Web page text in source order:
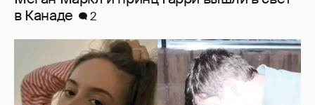
Внучка Никиты Михалкова Наталья с
мужем и сыном отдыхает на яхте